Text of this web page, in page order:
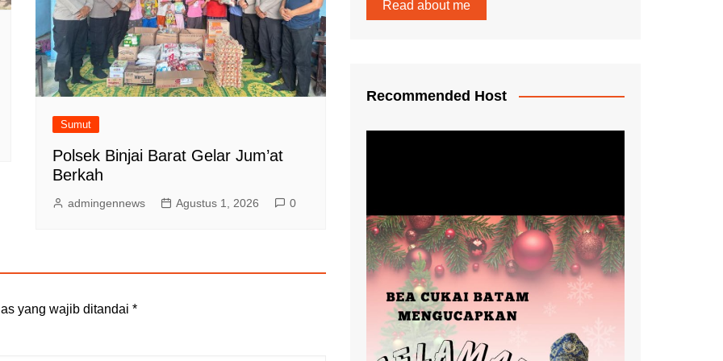
Sumut
Polsek Binjai Barat Gelar Jum’at
Berkah
admingennews Agustus 1, 2026 0
yang wajib ditandai *
Read about me
Recommended Host